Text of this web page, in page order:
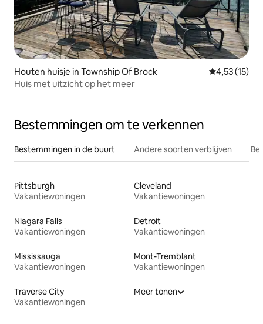
Houten huisje in Township Of Brock Gemiddelde
4,53 (15)
Huis met uitzicht op het meer
Bestemmingen om te verkennen
Bestemmingen in de buurt Andere soorten verblijven
Pittsburgh
Vakantiewoningen
Cleveland
Vakantiewoningen
Niagara Falls
Vakantiewoningen
Detroit
Vakantiewoningen
Mississauga
Vakantiewoningen
Mont-Tremblant
Vakantiewoningen
Traverse City
Vakantiewoningen
Meer tonen